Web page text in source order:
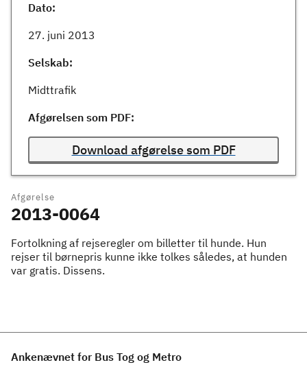
Dato:
27. juni 2013
Selskab:
Midttrafik
Afgørelsen som PDF:
Download afgørelse som PDF
Afgørelse
2013-0064
Fortolkning af rejseregler om billetter til hunde. Hun
rejser til børnepris kunne ikke tolkes således, at hunden
var gratis. Dissens.
Ankenævnet for Bus Tog og Metro